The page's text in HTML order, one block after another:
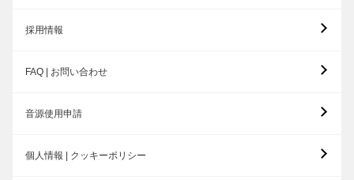
採用情報
FAQ | お問い合わせ
音源使用申請
個人情報 | クッキーポリシー